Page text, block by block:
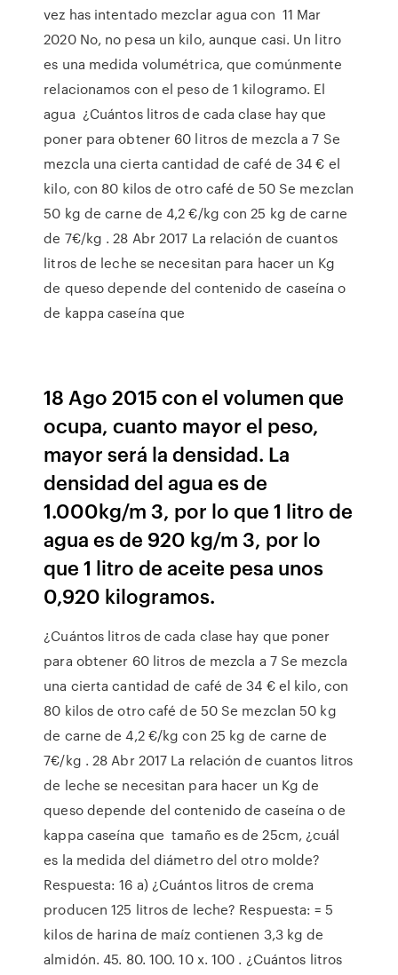
vez has intentado mezclar agua con 11 Mar
2020 No, no pesa un kilo, aunque casi. Un litro
es una medida volumétrica, que comúnmente
relacionamos con el peso de 1 kilogramo. El
agua ¿Cuántos litros de cada clase hay que
poner para obtener 60 litros de mezcla a 7 Se
mezcla una cierta cantidad de café de 34 € el
kilo, con 80 kilos de otro café de 50 Se mezclan
50 kg de carne de 4,2 €/kg con 25 kg de carne
de 7€/kg . 28 Abr 2017 La relación de cuantos
litros de leche se necesitan para hacer un Kg
de queso depende del contenido de caseína o
de kappa caseína que
18 Ago 2015 con el volumen que
ocupa, cuanto mayor el peso,
mayor será la densidad. La
densidad del agua es de
1.000kg/m 3, por lo que 1 litro de
agua es de 920 kg/m 3, por lo
que 1 litro de aceite pesa unos
0,920 kilogramos.
¿Cuántos litros de cada clase hay que poner
para obtener 60 litros de mezcla a 7 Se mezcla
una cierta cantidad de café de 34 € el kilo, con
80 kilos de otro café de 50 Se mezclan 50 kg
de carne de 4,2 €/kg con 25 kg de carne de
7€/kg . 28 Abr 2017 La relación de cuantos litros
de leche se necesitan para hacer un Kg de
queso depende del contenido de caseína o de
kappa caseína que tamaño es de 25cm, ¿cuál
es la medida del diámetro del otro molde?
Respuesta: 16 a) ¿Cuántos litros de crema
producen 125 litros de leche? Respuesta: = 5
kilos de harina de maíz contienen 3,3 kg de
almidón. 45. 80. 100. 10 x. 100 . ¿Cuántos litros